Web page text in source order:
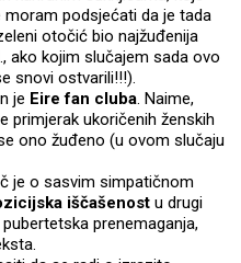
podsjećati da je tada
otočić bio najžuđenija
ako kojim slučajem sada ovo
snovi ostvarili!!!).
je Eire fan cluba. Naime,
primjerak ukoričenih ženskih
ono žuđeno (u ovom slučaju
je o sasvim simpatičnom
iščašenost u drugi
prenemaganja,